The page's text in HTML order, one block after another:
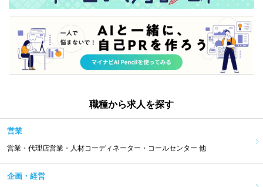
職種から求人を探す
営業
営業・代理店営業・人材コーディネーター・コールセンター 他
企画・経営